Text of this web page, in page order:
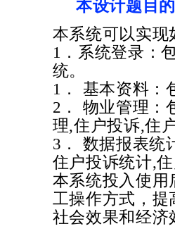
本设计题目
本系统可以实现
1．系统登录：
统。
1． 基本资料：
2． 物业管理：
理,住户投诉,住
3． 数据报表统
住户投诉统计,
本系统投入使用
工操作方式，提
社会效果和经济